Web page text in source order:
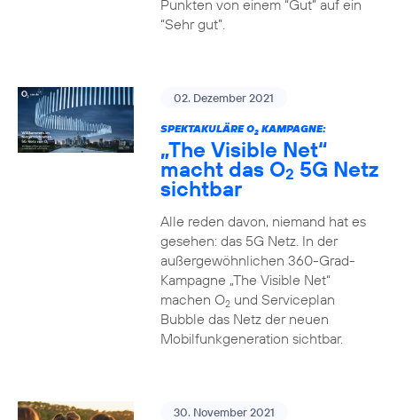
Punkten von einem “Gut” auf ein
“Sehr gut”.
02. Dezember 2021
SPEKTAKULÄRE O2KAMPAGNE:
„The Visible Net“
macht das O2 5G Netz
sichtbar
Alle reden davon, niemand hat es
gesehen: das 5G Netz. In der
außergewöhnlichen 360-Grad-
Kampagne „The Visible Net“
machen O2und Serviceplan
Bubble das Netz der neuen
Mobilfunkgeneration sichtbar.
30. November 2021